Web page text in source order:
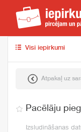
Visi iepirkumi
Atpakaļ uz
Pacēlāju
Izsludināšanas